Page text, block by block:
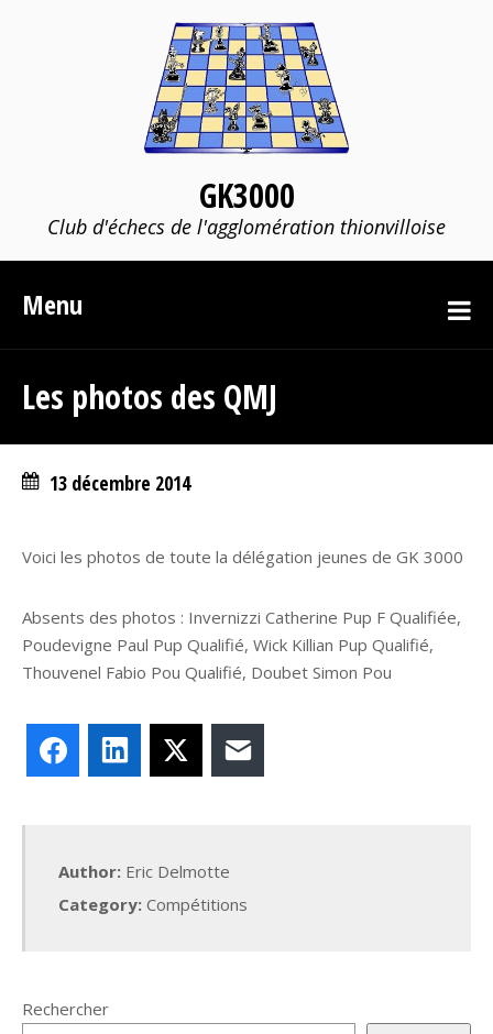
GK3000
Club d'échecs de l'agglomération thionvilloise
Menu
Les photos des QMJ
13 décembre 2014
Voici les photos de toute la délégation jeunes de GK 3000
Absents des photos : Invernizzi Catherine Pup F Qualifiée,
Poudevigne Paul Pup Qualifié, Wick Killian Pup Qualifié,
Thouvenel Fabio Pou Qualifié, Doubet Simon Pou
FacebookLinkedIn
Author: Eric Delmotte
Category: Compétitions
Rechercher